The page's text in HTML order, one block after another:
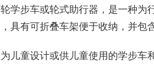
学步车或轮式助行器，是一种
具有可折叠车架便于收纳，并包
儿童设计或供儿童使用的学步车